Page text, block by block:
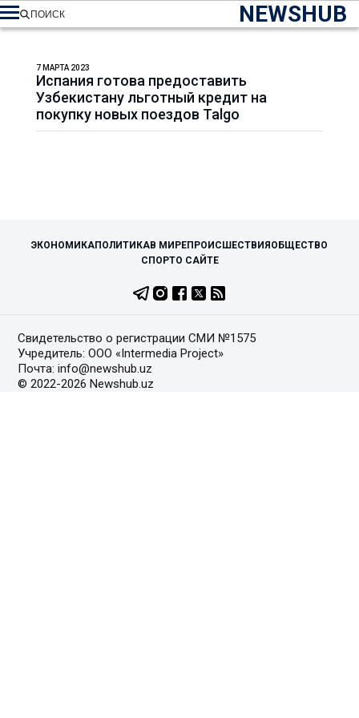
NEWSHUB
ПОИСК
Испания готова предоставить
Узбекистану льготный кредит на
покупку новых поездов Talgo
7 МАРТА 2023
ЭКОНОМИКАПОЛИТИКАВ МИРЕПРОИСШЕСТВИЯ ОБЩЕСТВО
СПОРТО САЙТЕ
Свидетельство о регистрации СМИ №1575
Учредитель: ООО «Intermedia Project»
Почта: info@newshub.uz
© 2022-2026 Newshub.uz